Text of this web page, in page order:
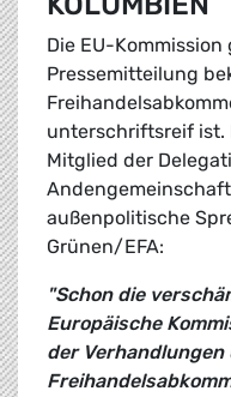
Die EU-
Pressemitteilung
unterschriftsreif ist.
Mitglied der
außenpolitische
Grünen/EFA:
"Schon die
Europäische
der Verhandlungen